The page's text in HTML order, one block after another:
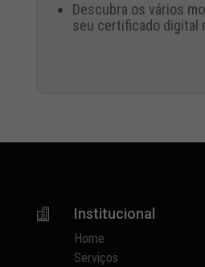
Descubra os vários
seu certificado digital
 Institucional
Home
Serviços